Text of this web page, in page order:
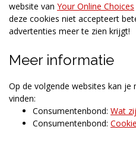
website van Your Online Choices
deze cookies niet accepteert
advertenties meer te zien krijgt!
Meer informatie
Op de volgende websites kan
vinden:
Consumentenbond: Wat
Consumentenbond: